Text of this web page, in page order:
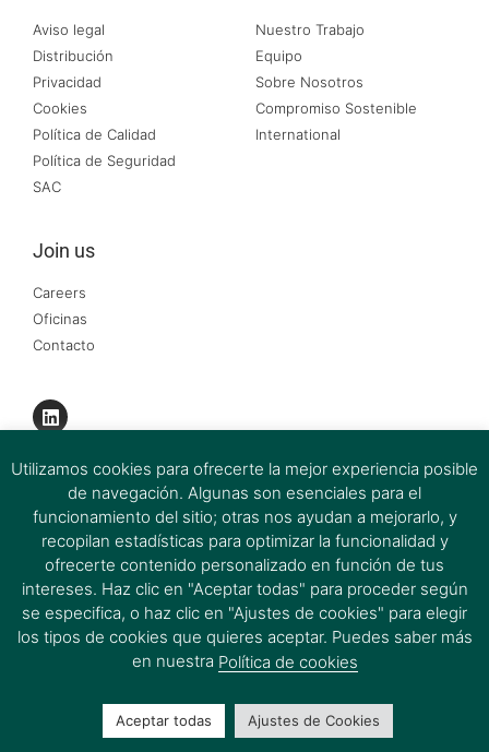
Aviso legal
Distribución
Privacidad
Cookies
Política de Calidad
Política de Seguridad
SAC
Nuestro Trabajo
Equipo
Sobre Nosotros
Compromiso Sostenible
International
Join us
Careers
Oficinas
Contacto
Firmas del Grupo Ferrer&Ojeda 2026 © All rights Reserved.
Utilizamos cookies para ofrecerte la mejor experiencia posible
de navegación. Algunas son esenciales para el
funcionamiento del sitio; otras nos ayudan a mejorarlo, y
recopilan estadísticas para optimizar la funcionalidad y
ofrecerte contenido personalizado en función de tus
intereses. Haz clic en "Aceptar todas" para proceder según
se especifica, o haz clic en "Ajustes de cookies" para elegir
los tipos de cookies que quieres aceptar. Puedes saber más
en nuestra Política de cookies
Aceptar todas Ajustes de Cookies